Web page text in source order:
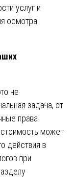
услуг и
осмотра
не
задача, от
права
может
действия в
при